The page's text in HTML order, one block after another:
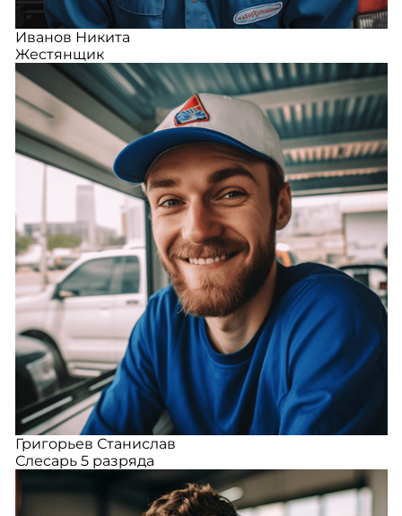
Иванов Никита
Жестянщик
Григорьев Станислав
Слесарь 5 разряда